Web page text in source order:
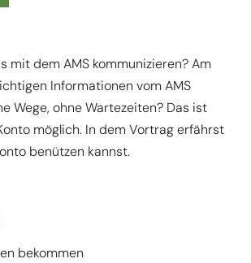
mit dem AMS kommunizieren? Am
Informationen vom AMS
Wege, ohne Wartezeiten? Das ist
möglich. In dem Vortrag erfährst
benützen kannst.
bekommen